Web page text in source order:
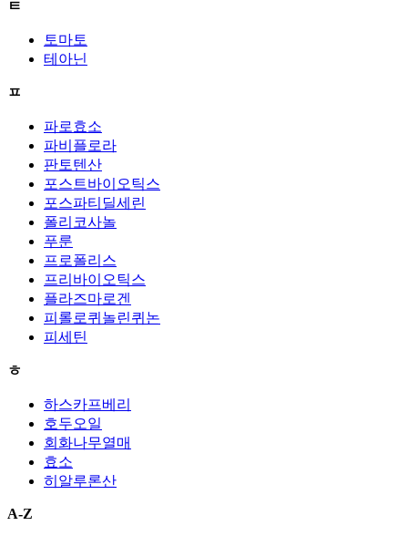
ㅌ
토마토
테아닌
ㅍ
파로효소
파비플로라
판토텐산
포스트바이오틱스
포스파티딜세린
폴리코사놀
푸룬
프로폴리스
프리바이오틱스
플라즈마로겐
피롤로퀴놀린퀴논
피세틴
ㅎ
하스카프베리
호두오일
회화나무열매
효소
히알루론산
A-Z